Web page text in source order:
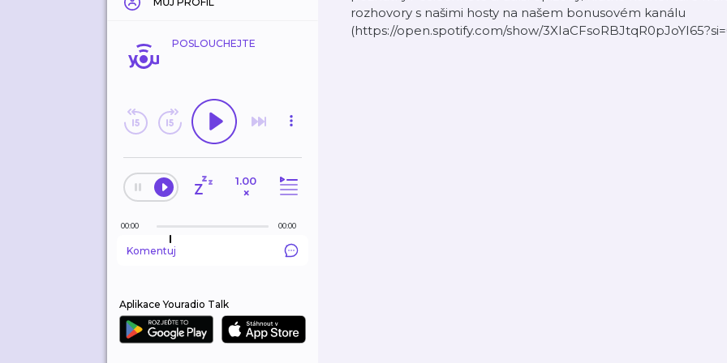
POSLOUCHEJTE
1.00
×
00:00 00:00
Komentuj
Aplikace Youradio Talk
rozhovory s našimi hosty na našem bonusovém kanálu
(https://open.spotify.com/show/